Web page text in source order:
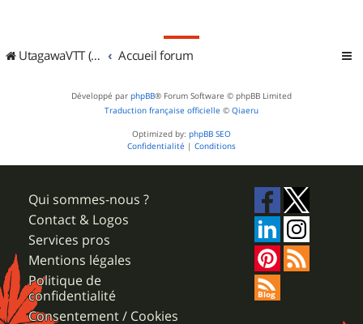
UtagawaVTT (Randos VTT et VTTAE avec traces GPS) Accueil forum
Développé par phpBB® Forum Software © phpBB Limited
Traduction française officielle © Qiaeru
Optimized by: phpBB SEO
Confidentialité | Conditions
Qui sommes-nous ?
Contact & Logos
Services pros
Mentions légales
Politique de
confidentialité
Consentement / Cookies